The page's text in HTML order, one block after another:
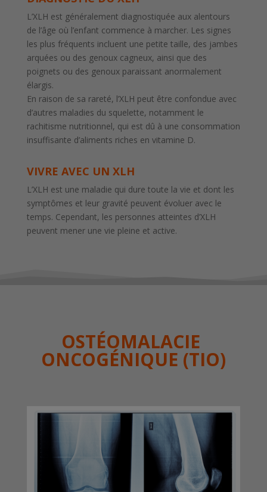
L’XLH est généralement diagnostiquée aux alentours
de l’âge où l’enfant commence à marcher. Les signes
les plus fréquents incluent une petite taille, des jambes
arquées ou des genoux cagneux, ainsi que des
poignets ou des genoux paraissant anormalement
élargis.
En raison de sa rareté, l’XLH peut être confondue avec
d’autres maladies du squelette, notamment le
rachitisme nutritionnel, qui est dû à une consommation
insuffisante d’aliments riches en vitamine D.
VIVRE AVEC UN XLH
L’XLH est une maladie qui dure toute la vie et dont les
symptômes et leur gravité peuvent évoluer avec le
temps. Cependant, les personnes atteintes d’XLH
peuvent mener une vie pleine et active.
OSTÉOMALACIE
ONCOGÉNIQUE (TIO)